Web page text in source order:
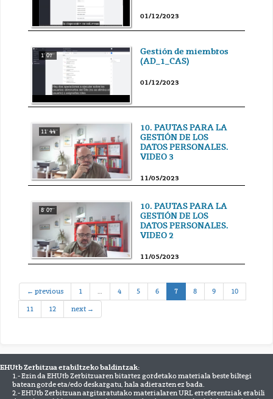
01/12/2023
1' 07''
Gestión de miembros
(AD_1_CAS)
01/12/2023
11' 44''
10. PAUTAS PARA LA
GESTIÓN DE LOS
DATOS PERSONALES.
VIDEO 3
11/05/2023
8' 07''
10. PAUTAS PARA LA
GESTIÓN DE LOS
DATOS PERSONALES.
VIDEO 2
11/05/2023
← previous 1 … 4 5 6 7(current)
8 9 10
11 12 next →
EHUtb Zerbitzua erabiltzeko baldintzak:
1.- Ezin da EHUtb Zerbitzuaren bitartez gordetako materiala beste biltegi
batean gorde eta/edo deskargatu, hala adierazten ez bada.
2.- EHUtb Zerbitzuan argitaratutako materialaren URL erreferentziak erabili